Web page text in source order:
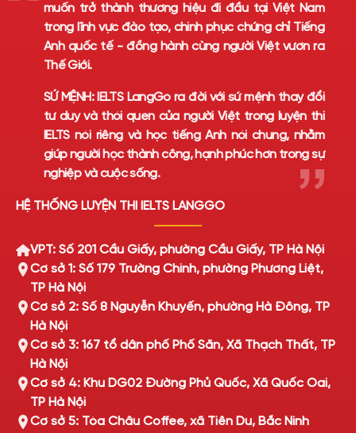
muốn trở thành thương hiệu đi đầu tại Việt Nam
trong lĩnh vực đào tạo, chinh phục chứng chỉ Tiếng
Anh quốc tế - đồng hành cùng người Việt vươn ra
Thế Giới.
SỨ MỆNH:IELTS LangGo ra đời với sứ mệnh thay đổi
tư duy và thói quen của người Việt trong luyện thi
IELTS nói riêng và học tiếng Anh nói chung, nhằm
giúp người học thành công, hạnh phúc hơn trong sự
nghiệp và cuộc sống.
HỆ THỐNG LUYỆN THI IELTS LANGGO
VPT: Số 201 Cầu Giấy, phường Cầu Giấy, TP Hà Nội
Cơ sở 1: Số 179 Trường Chinh, phường Phương Liệt,
TP Hà Nội
Cơ sở 2: Số 8 Nguyễn Khuyến, phường Hà Đông, TP
Hà Nội
Cơ sở 3: 167 tổ dân phố Phố Săn, Xã Thạch Thất, TP
Hà Nội
Cơ sở 4: Khu DG02 Đường Phủ Quốc, Xã Quốc Oai,
TP Hà Nội
Cơ sở 5: Tòa Châu Coffee, xã Tiên Du, Bắc Ninh